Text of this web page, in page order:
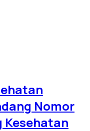
Nomor
Kesehatan